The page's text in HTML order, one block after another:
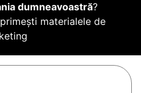
dumneavoastră?
materialele de